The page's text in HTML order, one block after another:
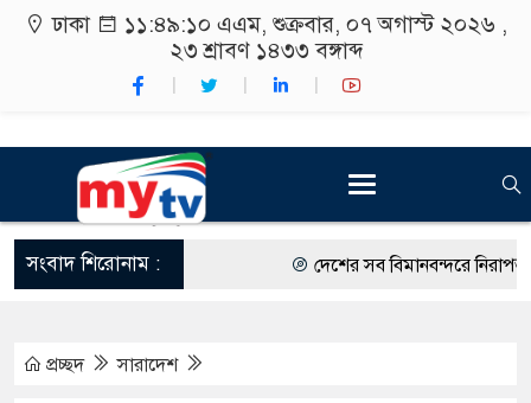
ঢাকা ১১:৪৯:১১ এএম, শুক্রবার, ০৭ অগাস্ট ২০২৬ ,
২৩ শ্রাবণ ১৪৩৩ বঙ্গাব্দ
সংবাদ শিরোনাম : দেশের সব বিমানবন্দরে নিরাপত্তা
প্রচ্ছদ সারাদেশ